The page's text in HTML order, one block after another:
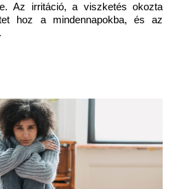
Az irritáció, a viszketés okozta
hoz a mindennapokba, és az